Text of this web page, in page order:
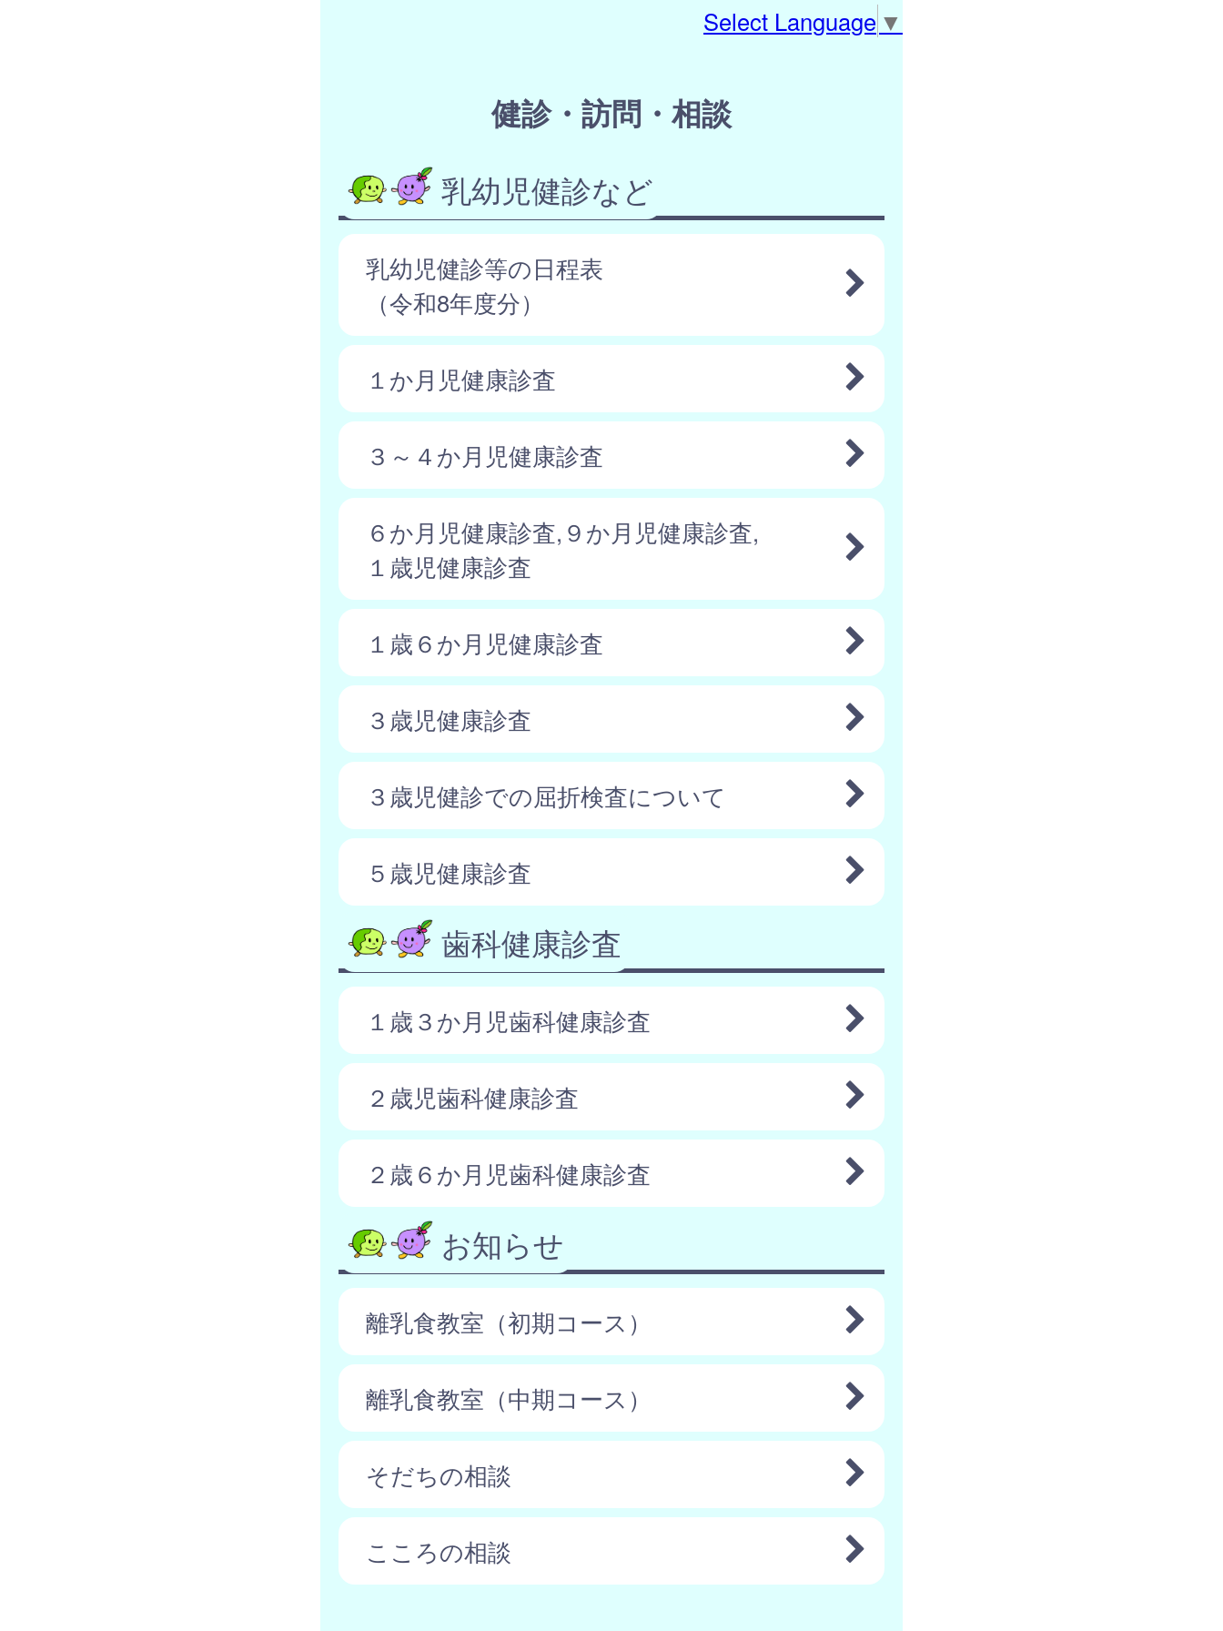
Select Language ▼
健診・訪問・相談
乳幼児健診など
乳幼児健診等の日程表
（令和8年度分）
１か月児健康診査
３～４か月児健康診査
６か月児健康診査,９か月児健康診査,
１歳児健康診査
１歳６か月児健康診査
３歳児健康診査
３歳児健診での屈折検査について
５歳児健康診査
歯科健康診査
１歳３か月児歯科健康診査
２歳児歯科健康診査
２歳６か月児歯科健康診査
お知らせ
離乳食教室（初期コース）
離乳食教室（中期コース）
そだちの相談
こころの相談